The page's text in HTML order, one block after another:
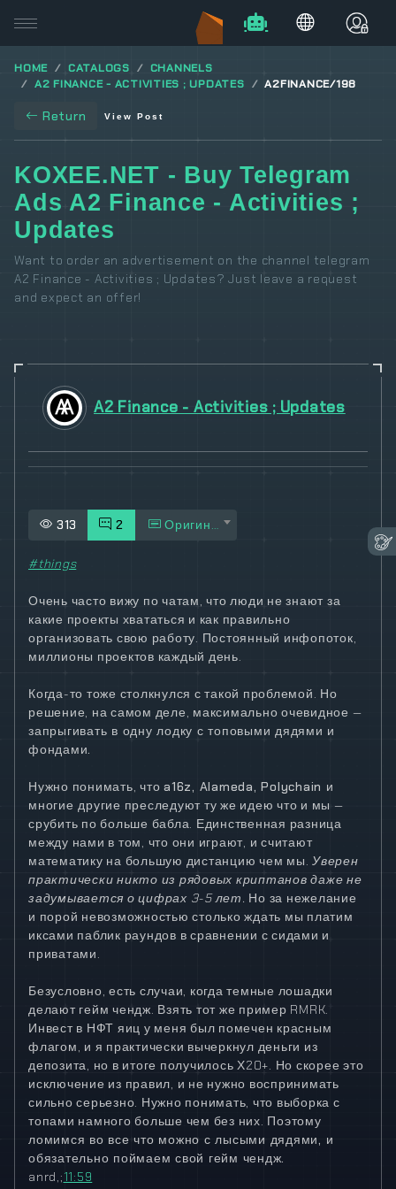
HOME CATALOGS
CHANNELS
A2 FINANCE - ACTIVITIES ; UPDATES
A2FINANCE/198
Return View Post
KOXEE.NET - Buy Telegram
Ads A2 Finance - Activities ;
Updates
Want to order an advertisement on the channel telegram
A2 Finance - Activities ; Updates? Just leave a request
and expect an offer!
A2 Finance - Activities ; Updates
313 2 Оригинал
#things
Очень часто вижу по чатам, что люди не знают за
какие проекты хвататься и как правильно
организовать свою работу. Постоянный инфопоток,
миллионы проектов каждый день.
Когда-то тоже столкнулся с такой проблемой. Но
решение, на самом деле, максимально очевидное —
запрыгивать в одну лодку с топовыми дядями и
фондами.
Нужно понимать, чтоa16z, Alameda, Polychain и
многие другие преследуют ту же идею что и мы —
срубить по больше бабла. Единственная разница
между нами в том, что они играют, и считают
математику на большую дистанцию чем мы.Уверен
практически никто из рядовых криптанов даже не
задумывается о цифрах 3-5 лет. Но за нежелание
и порой невозможностью столько ждать мы платим
иксами паблик раундов в сравнении с сидами и
приватами.
Безусловно, есть случаи, когда темные лошадки
делают гейм чендж. Взять тот же пример RMRK.
Инвест в НФТ яиц у меня был помечен красным
флагом, и я практически вычеркнул деньги из
депозита, но в итоге получилось Х20+. Но скорее это
исключение из правил, и не нужно воспринимать
сильно серьезно. Нужно понимать, что выборка с
топами намного больше чем без них. Поэтому
ломимся во все что можно с лысыми дядями, и
обязательно поймаем свой гейм чендж.
anrd,;11:59